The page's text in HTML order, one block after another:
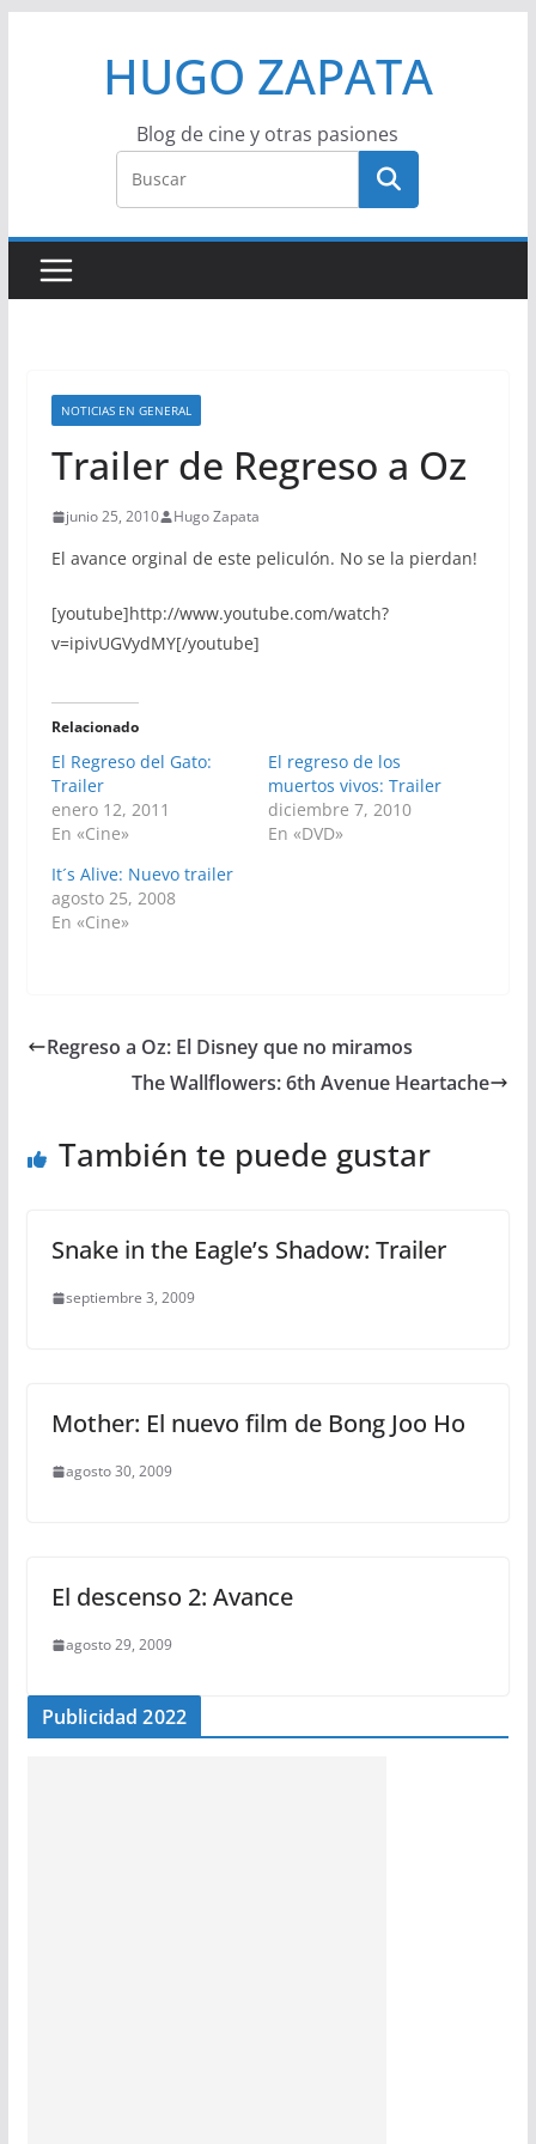
HUGO ZAPATA
Blog de cine y otras pasiones
NOTICIAS EN GENERAL
Trailer de Regreso a Oz
junio 25, 2010 Hugo Zapata
El avance orginal de este peliculón. No se la pierdan!
[youtube]http://www.youtube.com/watch?
v=ipivUGVydMY[/youtube]
Relacionado
El Regreso del Gato:
Trailer
enero 12, 2011
En «Cine»
El regreso de los
muertos vivos: Trailer
diciembre 7, 2010
En «DVD»
It´s Alive: Nuevo trailer
agosto 25, 2008
En «Cine»
Regreso a Oz: El Disney que no miramos
The Wallflowers: 6th Avenue Heartache
También te puede gustar
Snake in the Eagle’s Shadow: Trailer
septiembre 3, 2009
Mother: El nuevo film de Bong Joo Ho
agosto 30, 2009
El descenso 2: Avance
agosto 29, 2009
Publicidad 2022